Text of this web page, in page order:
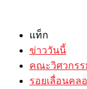
แท็ก
ข่าววันนี้
คณะวิศวกรร
รอยเลื่อนคล